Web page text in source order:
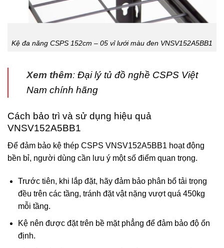
Kệ đa năng CSPS 152cm – 05 vỉ lưới màu đen VNSV152A5BB1
Xem thêm: Đại lý tủ đồ nghề CSPS Việt
Nam chính hãng
Cách bảo trì và sử dụng hiệu quả
VNSV152A5BB1
Để đảm bảo kệ thép CSPS VNSV152A5BB1 hoạt động
bền bỉ, người dùng cần lưu ý một số điểm quan trọng.
Trước tiên, khi lắp đặt, hãy đảm bảo phân bổ tải trọng
đều trên các tầng, tránh đặt vật nặng vượt quá 450kg
mỗi tầng.
Kệ nên được đặt trên bề mặt phẳng để đảm bảo độ ổn
định.